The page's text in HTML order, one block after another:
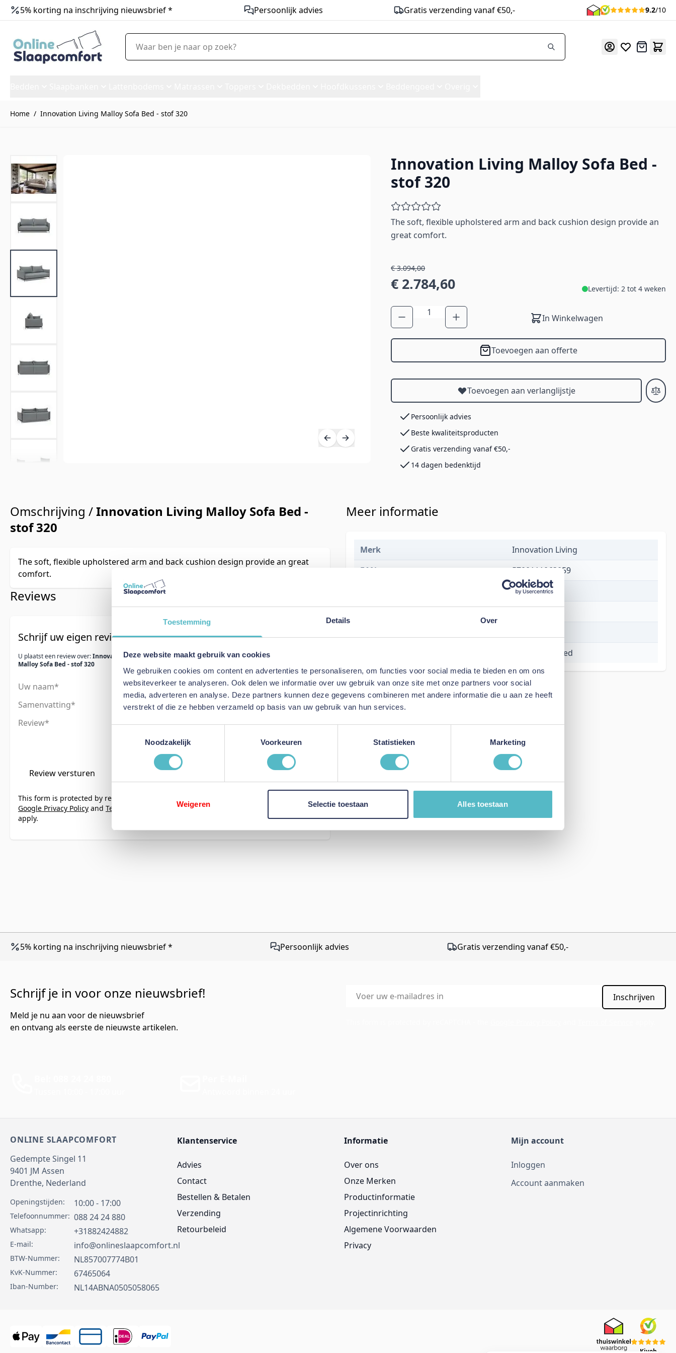
Toestemming Details Over
Deze website maakt gebruik van cookies
We gebruiken cookies om content en advertenties te personaliseren, om functies voor social media te bieden en om ons
websiteverkeer te analyseren. Ook delen we informatie over uw gebruik van onze site met onze partners voor social
media, adverteren en analyse. Deze partners kunnen deze gegevens combineren met andere informatie die u aan ze heeft
verstrekt of die ze hebben verzameld op basis van uw gebruik van hun services.
Noodzakelijk
Voorkeuren Statistieken Marketing
Weigeren Selectie toestaan Alles toestaan
5% korting na inschrijving nieuwsbrief * Persoonlijk advies Gratis verzending vanaf €50,- 9.2/10
Offerte
Waar ben je naar op zoek?
Home / Innovation Living Malloy Sofa Bed - stof 320
Innovation Living Malloy Sofa Bed - stof 320
Innovation Living Malloy Sofa Bed -
stof 320
The soft, flexible upholstered arm and back cushion design provide an
great comfort.
€ 3.094,00
€ 2.784,60 Levertijd: 2 tot 4 weken
Aantal
In Winkelwagen
Toevoegen aan offerte
Toevoegen aan verlanglijstje
Persoonlijk advies
Beste kwaliteitsproducten
Gratis verzending vanaf €50,-
14 dagen bedenktijd
Omschrijving /Innovation Living Malloy Sofa Bed -
stof 320
The soft, flexible upholstered arm and back cushion design provide an great
comfort.
Reviews
Schrijf uw eigen review
U plaatst een review over:Innovation Living
Malloy Sofa Bed - stof 320
Uw naam
Samenvatting
Review
Review versturen
This form is protected by reCAPTCHA - the
Google Privacy Policy and Terms of Service
apply.
Meer informatie
Merk
Innovation Living
EAN
5700111063059
€ 3.094,00
Malloy Sofa Bed
5% korting na inschrijving nieuwsbrief * Persoonlijk advies Gratis verzending vanaf €50,-
Schrijf je in voor onze nieuwsbrief!
Meld je nu aan voor de nieuwsbrief
en ontvang als eerste de nieuwste artikelen.
E-mailadres
Inschrijven
ONLINE SLAAPCOMFORT
Gedempte Singel 11
9401 JM Assen
Drenthe, Nederland
Openingstijden: 10:00 - 17:00
Telefoonnummer: 088 24 24 880
Whatsapp: +31882424882
E-mail: info@onlineslaapcomfort.nl
BTW-Nummer: NL857007774B01
KvK-Nummer: 67465064
Iban-Number: NL14ABNA0505058065
Klantenservice
Advies
Contact
Bestellen & Betalen
Verzending
Retourbeleid
Informatie
Over ons
Onze Merken
Productinformatie
Projectinrichting
Algemene Voorwaarden
Privacy
Mijn account
Inloggen
Account aanmaken
Kiyoh